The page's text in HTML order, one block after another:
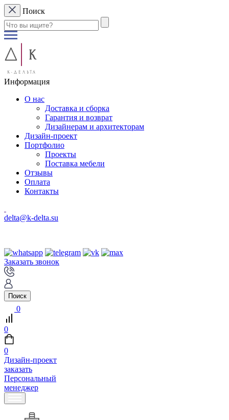
Поиск
Информация
О нас
Доставка и сборка
Гарантия и возврат
Дизайнерам и архитекторам
Дизайн-проект
Портфолио
Проекты
Поставка мебели
Отзывы
Оплата
Контакты
delta@k-delta.su
Заказать звонок
Поиск
0
0
0
Дизайн-проект
заказать
Персональный
менеджер